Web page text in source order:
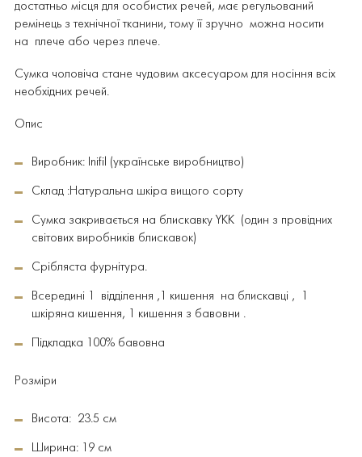
достатньо місця для особистих речей, має регульований
ремінець з технічної тканини, тому її зручно
можна носити
на
плече або через плече.
Сумка чоловіча стане чудовим аксесуаром для носіння всіх
необхідних речей.
Опис
Виробник: Inifil (українське виробництво)
Склад :Натуральна шкіра вищого сорту
Сумка закривається на блискавку YKK (один з провідних
світових виробників блискавок)
Срібляста фурнітура.
Всередині 1 відділення ,1 кишення на блискавці ,
шкіряна кишення, 1 кишення з бавовни .
Підкладка 100% бавовна
Розміри
Висота: 23.5 см
Ширина: 19 см